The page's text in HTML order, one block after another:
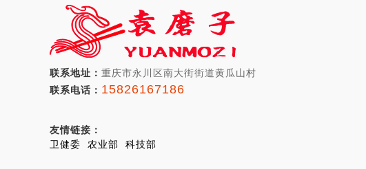
联系地址： 重庆市永川区南大街街道黄瓜山村
联系电话： 15826167186
友情链接：
卫健委
农业部 科技部